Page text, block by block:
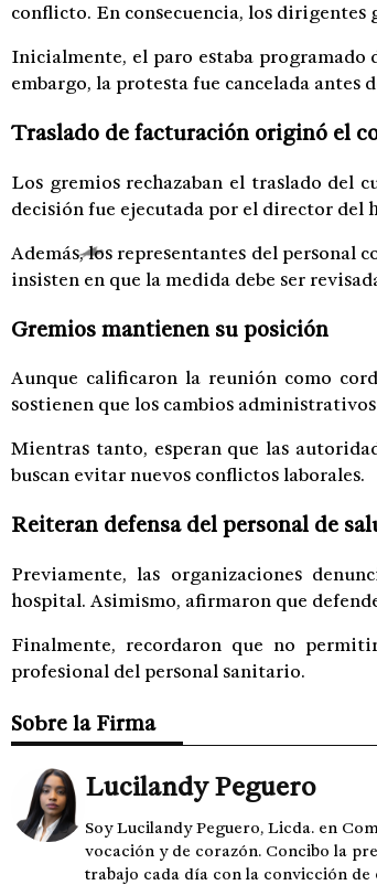
conflicto. En consecuencia, los dirigentes
Inicialmente, el paro estaba programado
embargo, la protesta fue cancelada antes
Traslado de facturación originó el
Los gremios rechazaban el traslado del
decisión fue ejecutada por el director del
Además, los representantes del personal
insisten en que la medida debe ser
Gremios mantienen su posición
Aunque calificaron la reunión como
sostienen que los cambios
Mientras tanto, esperan que las
buscan evitar nuevos conflictos laborales.
Reiteran defensa del personal de
Previamente, las organizaciones
hospital. Asimismo, afirmaron que
Finalmente, recordaron que no
profesional del personal sanitario.
Sobre la Firma
Lucilandy Peguero
Soy Lucilandy Peguero, Licda. en
vocación y de corazón. Concibo la
trabajo cada día con la convicción